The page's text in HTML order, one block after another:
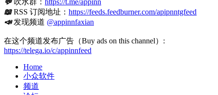
📖RSS 订阅地址： https://feeds.feedburner.com/apipnntgfeed
📣发现频道 @appinnfaxian
在这个频道发布广告（Buy ads on this channel）:
https://telega.io/c/appinnfeed
Home
小众软件
频道